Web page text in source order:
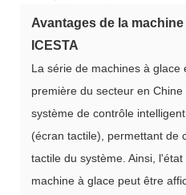
Avantages de la
ICESTA
La série de machines à glace
première du secteur en
système de contrôle
(écran tactile), permettant de
tactile du système. Ainsi,
machine à glace peut être